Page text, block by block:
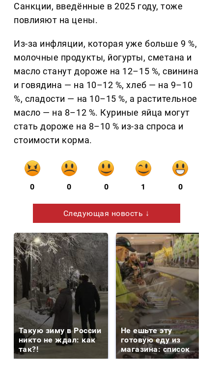
Санкции, введённые в 2025 году, тоже
повлияют на цены.
Из-за инфляции, которая уже больше 9 %,
молочные продукты, йогурты, сметана и
масло станут дороже на 12–15 %, свинина
и говядина — на 10–12 %, хлеб — на 9–10
%, сладости — на 10–15 %, а растительное
масло — на 8–12 %. Куриные яйца могут
стать дороже на 8–10 % из-за спроса и
стоимости корма.
0 0 0 1 0
Следующая новость ↓
Такую зиму в России
никто не ждал: как
так?!
Не ешьте эту
готовую еду из
магазина: список